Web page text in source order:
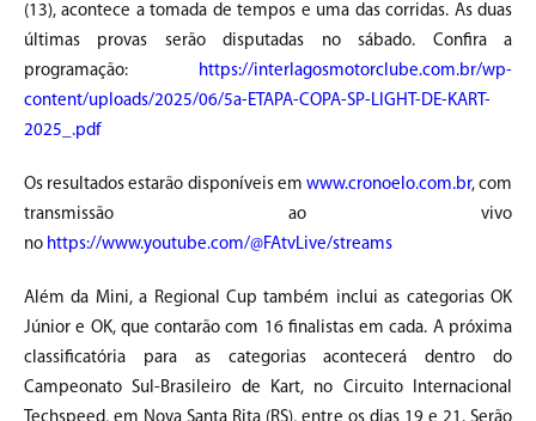
(13), acontece a tomada de tempos e uma das corridas. As duas
últimas provas serão disputadas no sábado. Confira a
programação:
https://interlagosmotorclube.com.br/wp-
content/uploads/2025/06/5a-ETAPA-COPA-SP-LIGHT-DE-KART-
2025_.pdf
Os resultados estarão disponíveis em www.cronoelo.com.br, com
transmissão ao vivo
no https://www.youtube.com/@FAtvLive/streams
Além da Mini, a Regional Cup também inclui as categorias OK
Júnior e OK, que contarão com 16 finalistas em cada. A próxima
classificatória para as categorias acontecerá dentro do
Campeonato Sul-Brasileiro de Kart, no Circuito Internacional